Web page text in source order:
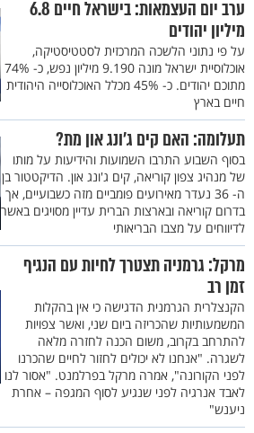
ערב יום העצמאות: בישראל חיים 6.8
מיליון יהודים
על פי נתוני הלשכה המרכזית לסטטיסטיקה,
אוכלוסיית ישראל מונה 9.190 מיליון נפש, כ- 74%
מתוכם יהודים. כ- 45% מכלל האוכלוסייה היהודית
חיים בארץ
תעלומה: האם קים ג’ונג און מת?
בסוף השבוע התרבו השמועות והידיעות על מותו
של מנהיג צפון קוריאה, קים ג'ונג און. הדיקטטור בן
ה- 36 נעדר מאירועים פומביים מזה כשבועיים, אך
בדרום קוריאה ובארצות הברית עדיין מסויגים באשר
לדיווחים על מצבו הבריאותי
מרקל: גרמניה תצטרך לחיות עם הנגיף
זמן רב
הקנצלרית הגרמנית הדגישה כי אין בהקלות
המשמעותיות שהכריזה ביום שני, ואשר צפויות
להתרחב בקרוב, משום הכנה לחזרה מלאה
לשגרה. "אנחנו לא יכולים לחזור לחיים שהכרנו
לפני הקורונה", אמרה מרקל בפרלמנט. "אסור לנו
לאבד אנרגיה לפני שנגיע לסוף המגפה – אחרת
ניענש"